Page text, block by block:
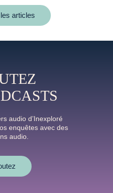
articles
audio d’Inexploré
enquêtes avec des
audio.